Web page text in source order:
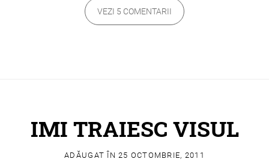
VEZI 5 COMENTARII
IMI TRAIESC VISUL
ADĂUGAT ÎN25 OCTOMBRIE, 2011